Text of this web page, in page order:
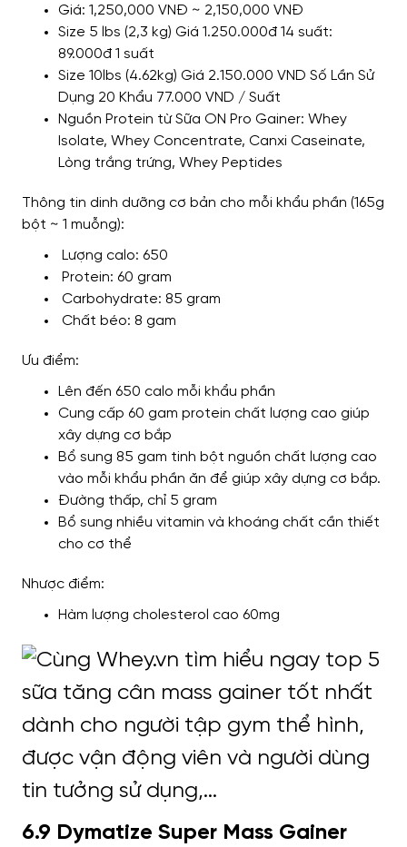
Giá: 1,250,000 VNĐ ~ 2,150,000 VNĐ
Size 5 lbs (2,3 kg) Giá 1.250.000đ 14 suất:
89.000đ 1 suất
Size 10lbs (4.62kg) Giá 2.150.000 VND Số Lần Sử
Dụng 20 Khẩu 77.000 VND / Suất
Nguồn Protein từ Sữa ON Pro Gainer: Whey
Isolate, Whey Concentrate, Canxi Caseinate,
Lòng trắng trứng, Whey Peptides
Thông tin dinh dưỡng cơ bản cho mỗi khẩu phần (165g
bột ~ 1 muỗng):
Lượng calo: 650
Protein: 60 gram
Carbohydrate: 85 gram
Chất béo: 8 gam
Ưu điểm:
Lên đến 650 calo mỗi khẩu phần
Cung cấp 60 gam protein chất lượng cao giúp
xây dựng cơ bắp
Bổ sung 85 gam tinh bột nguồn chất lượng cao
vào mỗi khẩu phần ăn để giúp xây dựng cơ bắp.
Đường thấp, chỉ 5 gram
Bổ sung nhiều vitamin và khoáng chất cần thiết
cho cơ thể
Nhược điểm:
Hàm lượng cholesterol cao 60mg
6.9 Dymatize Super Mass Gainer